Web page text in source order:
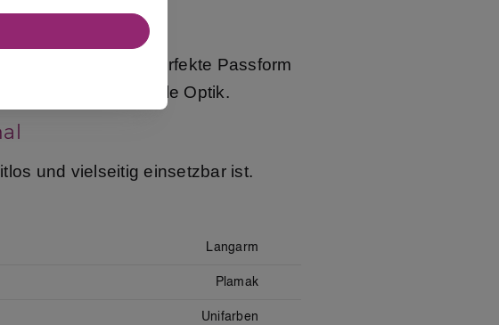
was für eine perfekte Passform
verleiht ihm eine edle Optik.
und vielseitig einsetzbar ist.
Langarm
Plamak
Unifarben